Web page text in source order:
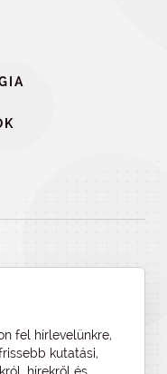
fel hírlevelünkre,
kutatási,